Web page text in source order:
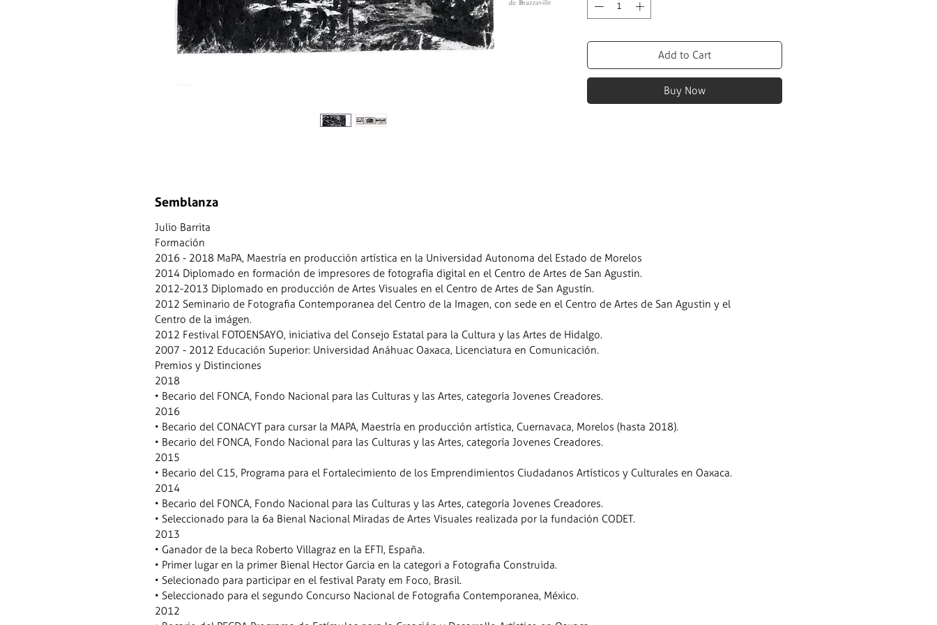
Add to Cart
Buy Now
Semblanza
Julio Barrita
Formación
2016 - 2018 MaPA, Maestría en producción artística en la Universidad Autonoma del Estado de Morelos
2014 Diplomado en formación de impresores de fotografía digital en el Centro de Artes de San Agustin.
2012-2013 Diplomado en producción de Artes Visuales en el Centro de Artes de San Agustín.
2012 Seminario de Fotografia Contemporanea del Centro de la Imagen, con sede en el Centro de Artes de San Agustin y el
Centro de la imágen.
2012 Festival FOTOENSAYO, iniciativa del Consejo Estatal para la Cultura y las Artes de Hidalgo.
2007 - 2012 Educación Superior: Universidad Anáhuac Oaxaca, Licenciatura en Comunicación.
Premios y Distinciones
2018
• Becario del FONCA, Fondo Nacional para las Culturas y las Artes, categoría Jovenes Creadores.
2016
• Becario del CONACYT para cursar la MAPA, Maestría en producción artística, Cuernavaca, Morelos (hasta 2018).
• Becario del FONCA, Fondo Nacional para las Culturas y las Artes, categoría Jovenes Creadores.
2015
• Becario del C15, Programa para el Fortalecimiento de los Emprendimientos Ciudadanos Artísticos y Culturales en Oaxaca.
2014
• Becario del FONCA, Fondo Nacional para las Culturas y las Artes, categoría Jovenes Creadores.
• Seleccionado para la 6a Bienal Nacional Miradas de Artes Visuales realizada por la fundación CODET.
2013
• Ganador de la beca Roberto Villagraz en la EFTI, España.
• Primer lugar en la primer Bienal Hector Garcia en la categori a Fotografia Construida.
• Selecionado para participar en el festival Paraty em Foco, Brasil.
• Seleccionado para el segundo Concurso Nacional de Fotografia Contemporanea, México.
2012